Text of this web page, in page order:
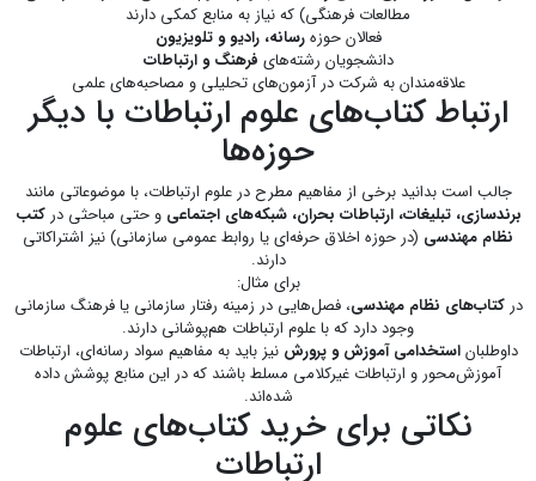
مطالعات فرهنگی) که نیاز به منابع کمکی دارند
فعالان حوزهرسانه، رادیو و تلویزیون
دانشجویان رشته‌های فرهنگ و ارتباطات
علاقه‌مندان به شرکت در آزمون‌های تحلیلی و مصاحبه‌های علمی
ارتباط کتاب‌های علوم ارتباطات با دیگر
حوزه‌ها
جالب است بدانید برخی از مفاهیم مطرح در علوم ارتباطات، با موضوعاتی مانند
برندسازی، تبلیغات، ارتباطات بحران، شبکه‌های اجتماعی و حتی مباحثی درکتب
نظام مهندسی (در حوزه اخلاق حرفه‌ای یا روابط عمومی سازمانی) نیز اشتراکاتی
دارند.
برای مثال:
درکتاب‌های نظام مهندسی، فصل‌هایی در زمینه رفتار سازمانی یا فرهنگ سازمانی
وجود دارد که با علوم ارتباطات هم‌پوشانی دارند.
داوطلباناستخدامی آموزش و پرورش نیز باید به مفاهیم سواد رسانه‌ای، ارتباطات
آموزش‌محور و ارتباطات غیرکلامی مسلط باشند که در این منابع پوشش داده
شده‌اند.
نکاتی برای خرید کتاب‌های علوم
ارتباطات